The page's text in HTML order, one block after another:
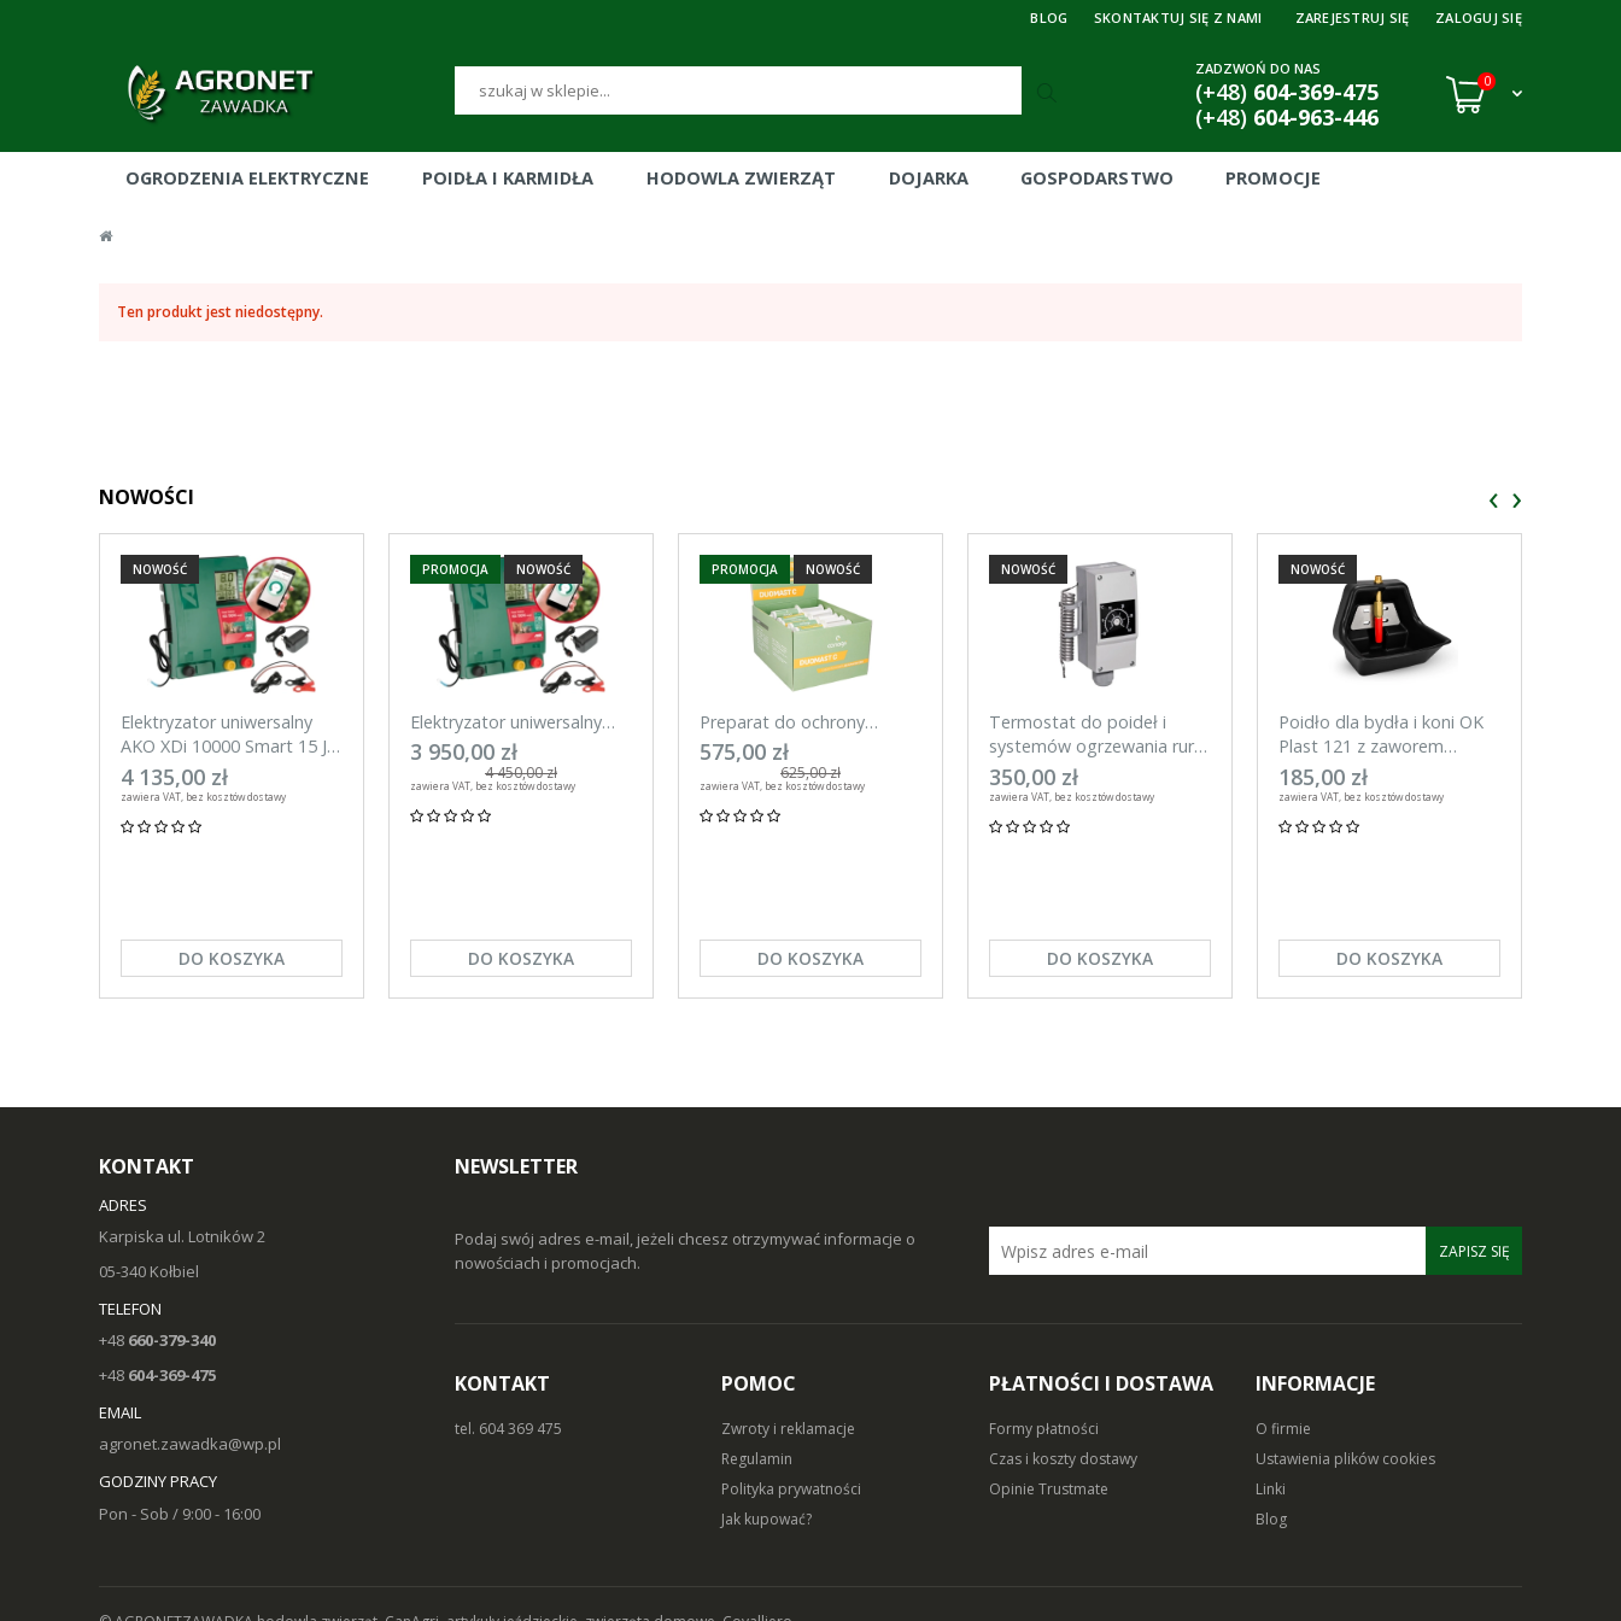
ZAREJESTRUJ SIĘ ZALOGUJ SIĘ
BLOG SKONTAKTUJ SIĘ Z NAMI
ZADZWOŃ DO NAS
(+48)604-369-475
(+48) 604-963-446
0
OGRODZENIA ELEKTRYCZNE POIDŁA I KARMIDŁA HODOWLA ZWIERZĄT DOJARKA GOSPODARSTWO PROMOCJE
Ten produkt jest niedostępny.
NOWOŚCI
Elektryzator uniwersalny
AKO XDi 10000 Smart 15 J
Aplikacja na telefon
4 135,00 zł
zawiera VAT, bez kosztów dostawy
DO KOSZYKA
NOWOŚĆ
Elektryzator uniwersalny
AKO XDi 15000 Smart 20 J
Aplikacja na telefon
3 950,00 zł
4 450,00 zł
zawiera VAT, bez kosztów dostawy
DO KOSZYKA
PROMOCJA NOWOŚĆ
Preparat do ochrony
wymienia w okresie laktacji
DuoMast C, Canagri 30
sztuk
575,00 zł
625,00 zł
zawiera VAT, bez kosztów dostawy
DO KOSZYKA
PROMOCJA NOWOŚĆ
Termostat do poideł i
systemów ogrzewania rur,
Kerbl
350,00 zł
zawiera VAT, bez kosztów dostawy
DO KOSZYKA
NOWOŚĆ
Poidło dla bydła i koni OK
Plast 121 z zaworem
rurowym 3l
185,00 zł
zawiera VAT, bez kosztów dostawy
DO KOSZYKA
NOWOŚĆ
‹ ›
KONTAKT
ADRES
Karpiska ul. Lotników 2
05-340 Kołbiel
TELEFON
+48 660-379-340
+48 604-369-475
EMAIL
agronet.zawadka@wp.pl
GODZINY PRACY
Pon - Sob / 9:00 - 16:00
NEWSLETTER
Podaj swój adres e-mail, jeżeli chcesz otrzymywać informacje o
nowościach i promocjach.
ZAPISZ SIĘ
KONTAKT
tel. 604 369 475
POMOC
Zwroty i reklamacje
Regulamin
Polityka prywatności
Jak kupować?
PŁATNOŚCI I DOSTAWA
Formy płatności
Czas i koszty dostawy
Opinie Trustmate
INFORMACJE
O firmie
Ustawienia plików cookies
Linki
Blog